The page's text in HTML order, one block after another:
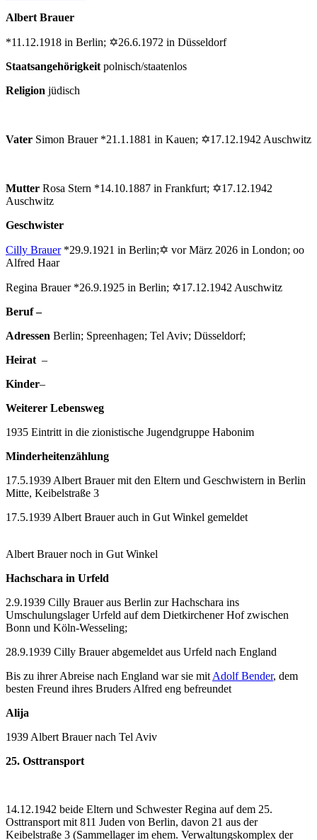
Albert Brauer
*11.12.1918 in Berlin; ✡26.6.1972 in Düsseldorf
Staatsangehörigkeit polnisch/staatenlos
Religion jüdisch
Vater Simon Brauer *21.1.1881 in Kauen; ✡17.12.1942 Auschwitz
Mutter Rosa Stern *14.10.1887 in Frankfurt; ✡17.12.1942
Auschwitz
Geschwister
Cilly Brauer*29.9.1921 in Berlin;✡ vor März 2026 in London; oo
Alfred Haar
Regina Brauer *26.9.1925 in Berlin; ✡17.12.1942 Auschwitz
Beruf –
Adressen Berlin; Spreenhagen; Tel Aviv; Düsseldorf;
Heirat –
Kinder–
Weiterer Lebensweg
1935 Eintritt in die zionistische Jugendgruppe Habonim
Minderheitenzählung
17.5.1939 Albert Brauer mit den Eltern und Geschwistern in Berlin
Mitte, Keibelstraße 3
17.5.1939 Albert Brauer auch in Gut Winkel gemeldet
Albert Brauer noch in Gut Winkel
Hachschara in Urfeld
2.9.1939 Cilly Brauer aus Berlin zur Hachschara ins
Umschulungslager Urfeld auf dem Dietkirchener Hof zwischen
Bonn und Köln-Wesseling;
28.9.1939 Cilly Brauer abgemeldet aus Urfeld nach England
Bis zu ihrer Abreise nach England war sie mit Adolf Bender, dem
besten Freund ihres Bruders Alfred eng befreundet
Alija
1939 Albert Brauer nach Tel Aviv
25. Osttransport
14.12.1942 beide Eltern und Schwester Regina auf dem 25.
Osttransport mit 811 Juden von Berlin, davon 21 aus der
Keibelstraße 3 (Sammellager im ehem. Verwaltungskomplex der